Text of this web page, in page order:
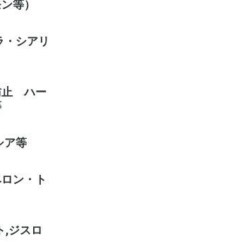
等）
・シアリ
フィル)
ィル)
フィル)
止 ハー
ア等
ン・ト
,ジスロ